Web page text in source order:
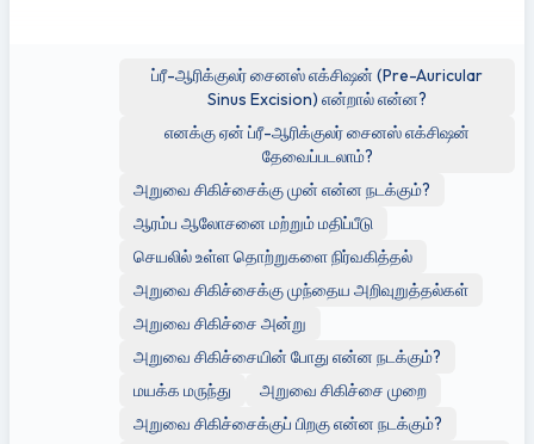
ப்ரீ-ஆரிக்குலர் சைனஸ் எக்சிஷன் (Pre-Auricular
Sinus Excision) என்றால் என்ன?
எனக்கு ஏன் ப்ரீ-ஆரிக்குலர் சைனஸ் எக்சிஷன்
தேவைப்படலாம்?
அறுவை சிகிச்சைக்கு முன் என்ன நடக்கும்?
ஆரம்ப ஆலோசனை மற்றும் மதிப்பீடு
செயலில் உள்ள தொற்றுகளை நிர்வகித்தல்
அறுவை சிகிச்சைக்கு முந்தைய அறிவுறுத்தல்கள்
அறுவை சிகிச்சை அன்று
அறுவை சிகிச்சையின் போது என்ன நடக்கும்?
மயக்க மருந்து
அறுவை சிகிச்சை முறை
அறுவை சிகிச்சைக்குப் பிறகு என்ன நடக்கும்?